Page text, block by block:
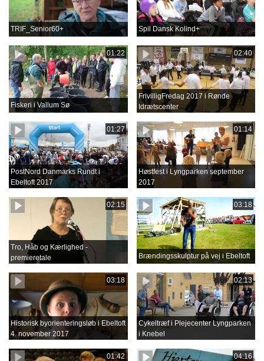
TRIF_Senior60+ Spil Dansk Kolind+
01:22
Fiskeri i Vallum Sø
02:40
FrivilligFredag 2017 i Rønde
Idrætscenter
01:27
PostNord Danmarks Rundt i
Ebeltoft 2017
01:14
Høstfest i Lyngparken september
2017
02:15
Tro, Håb og Kærlighed -
premieretale
03:18
Brændingsskulptur på vej i Ebeltoft
03:18
Historisk byorienteringsløb i Ebeltoft
4. november 2017
02:13
Cykeltræf i Plejecenter Lyngparken
i Knebel
01:42 04:16